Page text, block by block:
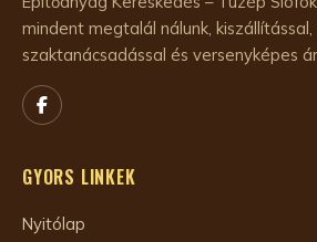
mindent megtalál nálunk, kiszállítással,
szaktanácsadással és versenyképes
GYORS LINKEK
Nyitólap